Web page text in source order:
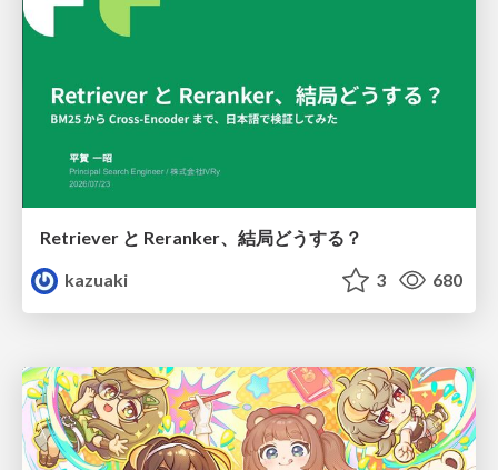
Retriever と Reranker、結局どうする？
kazuaki
3 680